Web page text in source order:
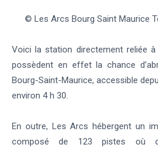
© Les Arcs Bourg Saint Maurice
Voici la station directement reliée
possèdent en effet la chance
Bourg-Saint-Maurice, accessible
environ 4 h 30.
En outre, Les Arcs hébergent un
composé de 123 pistes où